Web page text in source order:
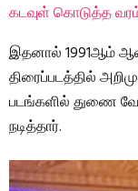
கடவுள் கொடுத்த
இதனால் 1991ஆம்
திரைப்படத்தில்
படங்களில் துணை
நடித்தார்.